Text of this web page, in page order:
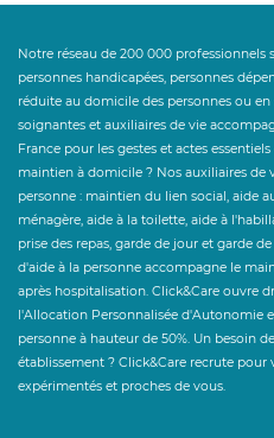
Notre réseau de 200 000 professionnels
personnes handicapées, personnes
réduite au domicile des personnes ou
soignantes et auxiliaires de vie
France pour les gestes et actes
maintien à domicile ? Nos auxiliaires de
personne : maintien du lien social, aide
ménagère, aide à la toilette, aide à
prise des repas, garde de jour et garde
d'aide à la personne accompagne le
après hospitalisation. Click&Care ouvre
l'Allocation Personnalisée d'Autonomie
personne à hauteur de 50%. Un besoin
établissement ? Click&Care recrute
expérimentés et proches de vous.